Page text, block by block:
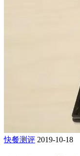
快餐测评 2019-10-18